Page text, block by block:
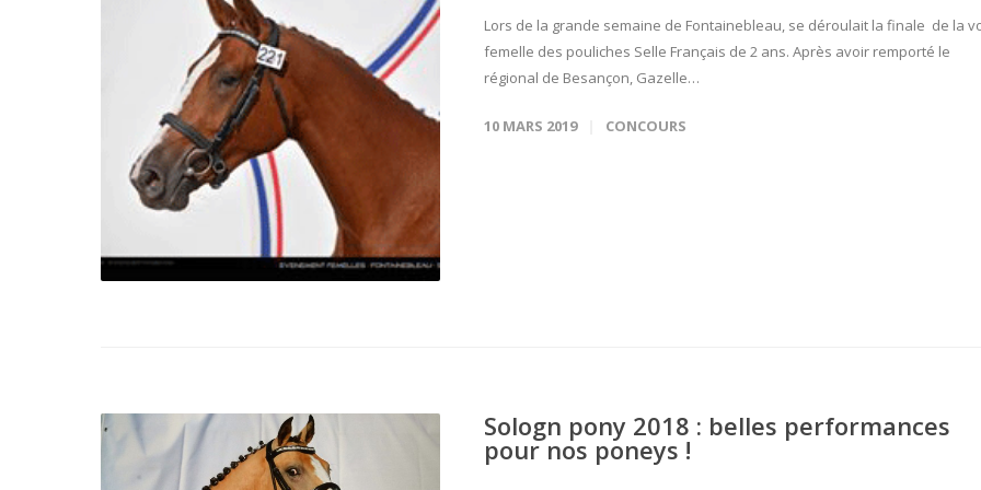
Lors de la grande semaine de Fontainebleau, se déroulait la finale de la
femelle des pouliches Selle Français de 2 ans. Après avoir remporté le
régional de Besançon, Gazelle…
10 MARS 2019 CONCOURS
Sologn pony 2018 : belles performances
pour nos poneys !